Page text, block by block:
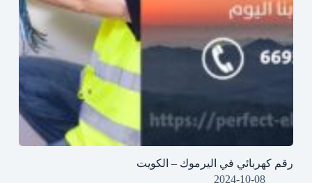
رقم كهربائي في اليرموك – الكويت
2024-10-08